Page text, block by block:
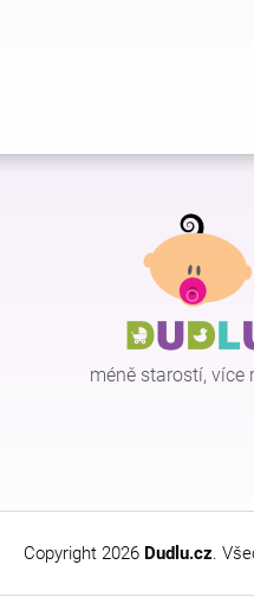
Z
méně starostí, více
Copyright 2026 Dudlu.cz.